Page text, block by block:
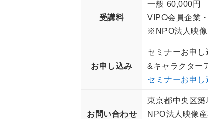
受講料
一般 60,000円
VIPO会員企業
※NPO法人映像
お申し込み
セミナーお申
&キャラクター
セミナーお申し
お問い合わせ
東京都中央区
NPO法人映像